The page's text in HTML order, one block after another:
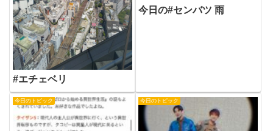
#エチェベリ
今日の#センバツ 雨
今日のトピック 今日のトピック